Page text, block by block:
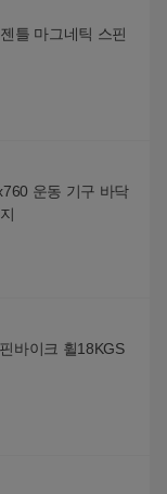
틀 마그네틱 스핀
운동 기구 바닥
바이크 휠18KGS